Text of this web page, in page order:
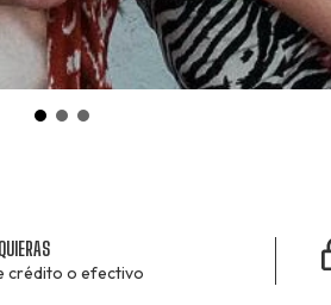
crédito o efectivo